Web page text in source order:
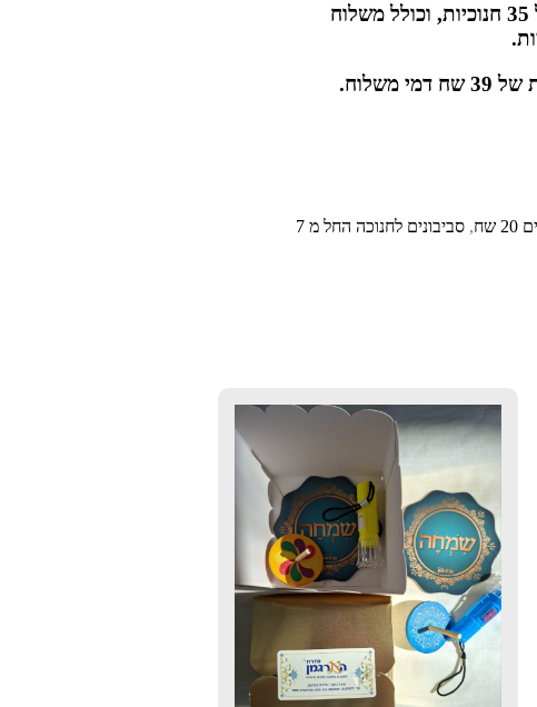
המחיר מתאים להזמנה של מעל 35 חנוכיות, וכולל משלוח
,
סביבונים לחנוכה החל מ 7